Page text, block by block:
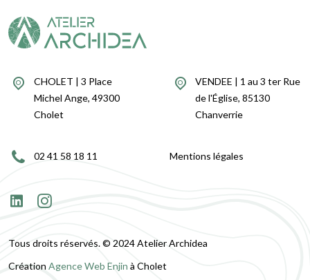
CHOLET | 3 Place
Michel Ange, 49300
Cholet
VENDEE | 1 au 3 ter Rue
de l'Église, 85130
Chanverrie
02 41 58 18 11 Mentions légales
Tous droits réservés. © 2024 Atelier Archidea
Création Agence Web Enjin à Cholet